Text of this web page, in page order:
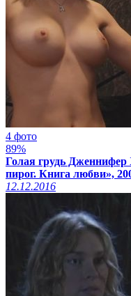
4 фото
89%
Голая грудь
пирог. Книга любви»,
12.12.2016